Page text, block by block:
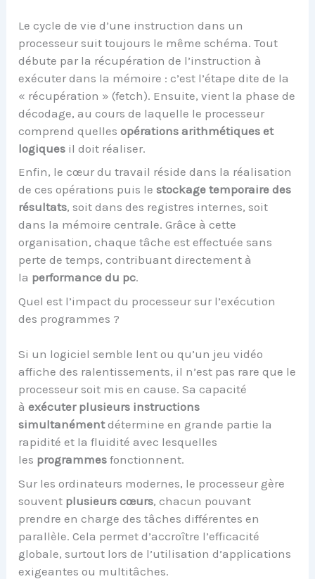
Le cycle de vie d’une instruction dans un
processeur suit toujours le même schéma. Tout
débute par la récupération de l’instruction à
exécuter dans la mémoire : c’est l’étape dite de la
« récupération » (fetch). Ensuite, vient la phase de
décodage, au cours de laquelle le processeur
comprend quellesopérations arithmétiques et
logiques il doit réaliser.
Enfin, le cœur du travail réside dans la réalisation
de ces opérations puis lestockage temporaire des
résultats, soit dans des registres internes, soit
dans la mémoire centrale. Grâce à cette
organisation, chaque tâche est effectuée sans
perte de temps, contribuant directement à
la performance du pc.
Quel est l’impact du processeur sur l’exécution
des programmes ?
Si un logiciel semble lent ou qu’un jeu vidéo
affiche des ralentissements, il n’est pas rare que le
processeur soit mis en cause. Sa capacité
àexécuter plusieurs instructions
simultanémentdétermine en grande partie la
rapidité et la fluidité avec lesquelles
les programmes fonctionnent.
Sur les ordinateurs modernes, le processeur gère
souvent plusieurs cœurs, chacun pouvant
prendre en charge des tâches différentes en
parallèle. Cela permet d’accroître l’efficacité
globale, surtout lors de l’utilisation d’applications
exigeantes ou multitâches.